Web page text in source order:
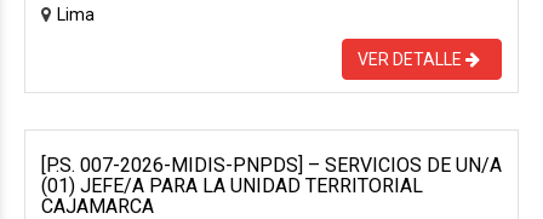
Lima
VER DETALLE
[P.S. 007-2026-MIDIS-PNPDS] – SERVICIOS DE UN/A
(01) JEFE/A PARA LA UNIDAD TERRITORIAL
CAJAMARCA